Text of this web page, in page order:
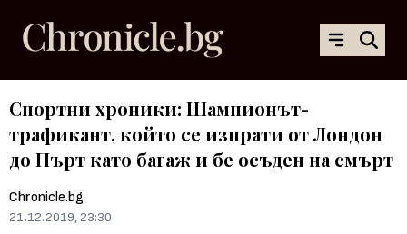
Спортни хроники: Шампионът-
трафикант, който се изпрати от Лондон
до Пърт като багаж и бе осъден на смърт
Chronicle.bg
21.12.2019, 23:30